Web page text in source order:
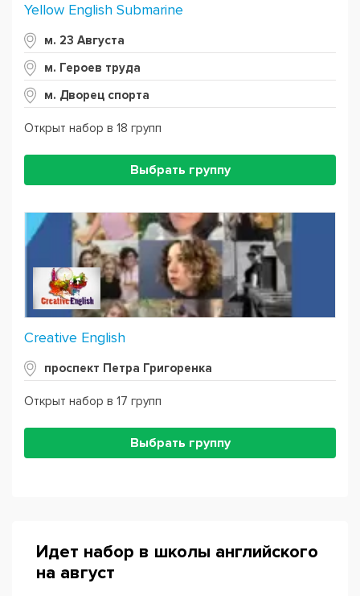
Yellow English Submarine
м. 23 Августа
м. Героев труда
м. Дворец спорта
Открыт набор в 18 групп
Выбрать группу
Creative English
проспект Петра Григоренка
Открыт набор в 17 групп
Выбрать группу
Идет набор в школы английского
на август